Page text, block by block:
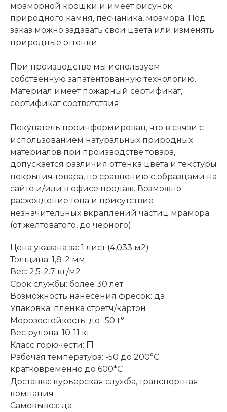
мраморной крошки и имеет рисунок
природного камня, песчаника, мрамора. Под
заказ можно задавать свои цвета или изменять
природные оттенки.
При производстве мы используем
собственную запатентованную технологию.
Материал имеет пожарный сертификат,
сертификат соответствия.
Покупатель проинформирован, что в связи с
использованием натуральных природных
материалов при производстве товара,
допускается различия оттенка цвета и текстуры
покрытия товара, по сравнению с образцами на
сайте и/или в офисе продаж. Возможно
расхождение тона и присутствие
незначительных вкраплений частиц мрамора
(от желтоватого, до черного).
Цена указана за: 1 лист (4,033 м2)
Толщина: 1,8-2 мм
Вес: 2,5-2.7 кг/м2
Срок службы: более 30 лет
Возможность нанесения фресок: да
Упаковка: пленка стретч/картон
Морозостойкость: до -50 t°
Вес рулона: 10-11 кг
Класс горючести: Г1
Рабочая температура: -50 до 200°С
кратковременно до 600*С
Доставка: курьерская служба, транспортная
компания
Самовывоз: да